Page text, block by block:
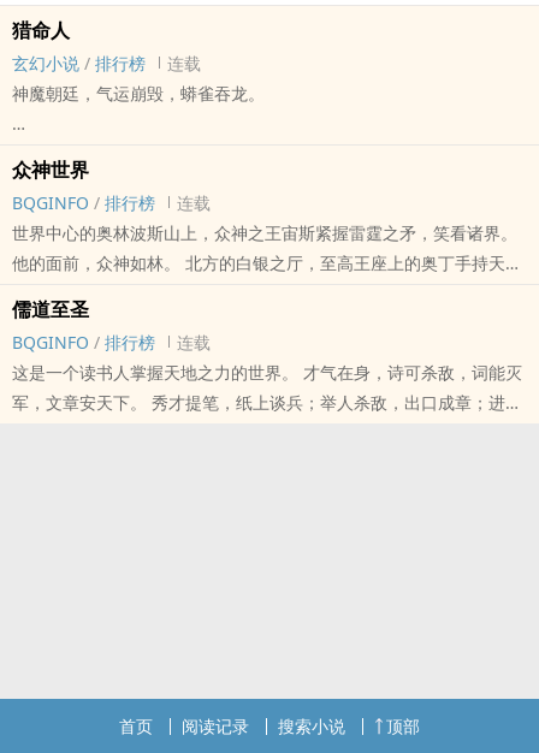
猎命人
玄幻小说 / 排行榜
连载
神魔朝廷，气运崩毁，蟒雀吞龙。
金銮殿中，满堂朱紫，妖魔傀怪；衮衮诸公，魑魅魍魉。
正经命术师李清闲深陷九龙夺嫡，得罪所有皇子，不过，为什么所有
皇子都没有“真龙天子”命格？
等等，那位七公主怎么头顶一连串闪瞎眼的命格：“日月悬空”“天星神
照”“天授圣图”……
众神世界
BQGINFO / 排行榜
连载
世界中心的奥林波斯山上，众神之王宙斯紧握雷霆之矛，笑看诸界。
他的面前，众神如林。 北方的白银之厅，至高王座上的奥丁手持天界
船的阿蒙，目光落在爱琴海上。 他的脚下，枯骨如山。 两河之地，光
明与智慧之主玛兹达执掌永恒之火，西望天下。 他的英雄王吉尔伽美
什背负神谕远征希腊，战船如海。 柏拉图学院中，一个叫苏业的年轻
人，步上群山，登临绝巅。
儒道至圣
BQGINFO / 排行榜
连载
这是一个读书人掌握天地之力的世界。 才气在身，诗可杀敌，词能灭
军，文章安天下。 秀才提笔，纸上谈兵；举人杀敌，出口成章；进士
首页 阅读记录 搜索小说 顶部